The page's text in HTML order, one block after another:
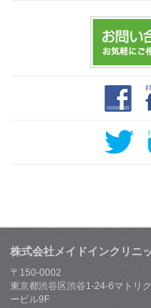
株式会社メイドインクリニ
〒150-0002
東京都渋谷区渋谷1-24-6マトリ
ービル9F